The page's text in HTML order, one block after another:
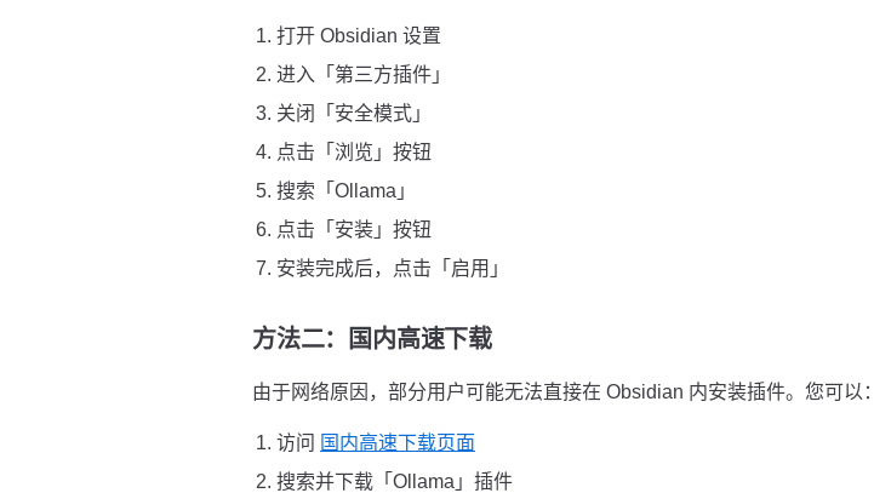
打开 Obsidian 设置
进入「第三方插件」
关闭「安全模式」
点击「浏览」按钮
搜索「Ollama」
点击「安装」按钮
安装完成后，点击「启用」
方法二：国内高速下载
由于网络原因，部分用户可能无法直接在 Obsidian 内安装插件。您可以：
访问 国内高速下载页面
搜索并下载「Ollama」插件